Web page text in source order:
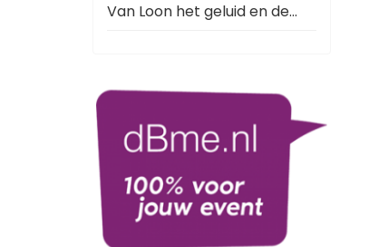
Van Loon het geluid en de...